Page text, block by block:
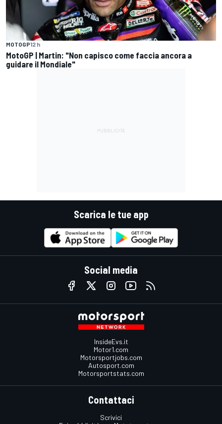
MOTOGP12 h
MotoGP | Martin: "Non capisco come faccia ancora a
guidare il Mondiale"
Scarica le tue app
Social media
InsideEvs.it
Motor1.com
Motorsportjobs.com
Autosport.com
Motorsportstats.com
Contattaci
Scrivici